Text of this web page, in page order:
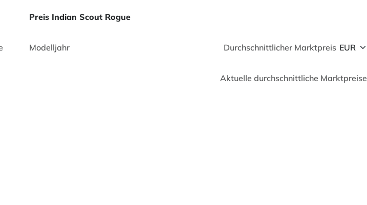
Preis Indian Scout Rogue
Modelljahr Durchschnittlicher Marktpreis
Aktuelle durchschnittliche Marktpreise